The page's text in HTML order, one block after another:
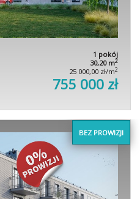
1 pokój
30,20 m2
25 000,00 zł/m2
755 000 zł
BEZ PROWIZJI